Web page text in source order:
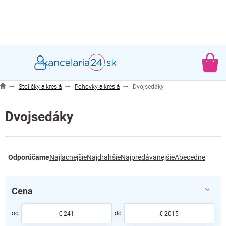
Stoličky a kreslá Pohovky a kreslá Dvojsedáky
Dvojsedáky
a
n
e
OdporúčameNajlacnejšieNajdrahšieNajpredávanejšieAbecedne
Cena
€241 €2015